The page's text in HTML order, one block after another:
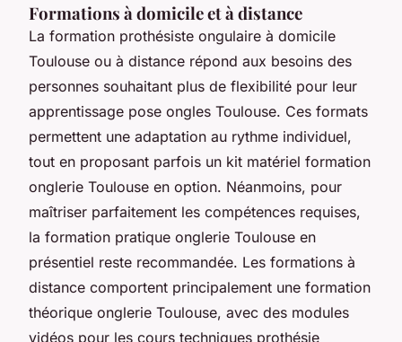
Formations à domicile et à distance
La formation prothésiste ongulaire à domicile
Toulouse ou à distance répond aux besoins des
personnes souhaitant plus de flexibilité pour leur
apprentissage pose ongles Toulouse. Ces formats
permettent une adaptation au rythme individuel,
tout en proposant parfois un kit matériel formation
onglerie Toulouse en option. Néanmoins, pour
maîtriser parfaitement les compétences requises,
la formation pratique onglerie Toulouse en
présentiel reste recommandée. Les formations à
distance comportent principalement une formation
théorique onglerie Toulouse, avec des modules
vidéos pour les cours techniques prothésie